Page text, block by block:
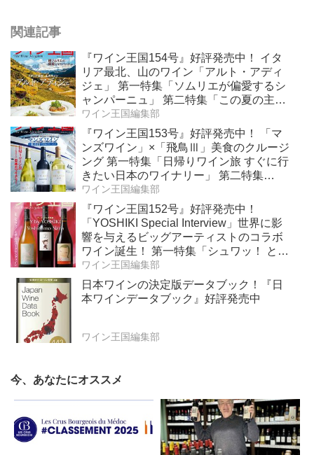
関連記事
『ワイン王国154号』好評発売中！ イタ
リア最北、山のワイン「アルト・アディ
ジェ」 第一特集「ソムリエが偏愛するシ
ャンパーニュ」 第二特集「この夏の主
役！ ナチュラルなロゼワイン」
ワイン王国編集部
『ワイン王国153号』好評発売中！ 「マ
ンズワイン」×「飛鳥Ⅲ」美食のクルージ
ング 第一特集「日帰りワイン旅 すぐに行
きたい日本のワイナリー」 第二特集
「Bordeaux Primeur Report2025」
ワイン王国編集部
『ワイン王国152号』好評発売中！
「YOSHIKI Special Interview」世界に影
響を与えるビッグアーティストのコラボ
ワイン誕生！ 第一特集「シュワッ！ と学
ぶスパークリングワイン」 第二特集「カ
リフォルニア“軽旨”が美味しい」
ワイン王国編集部
日本ワインの決定版データブック！『日
本ワインデータブック』好評発売中
ワイン王国編集部
今、あなたにオススメ